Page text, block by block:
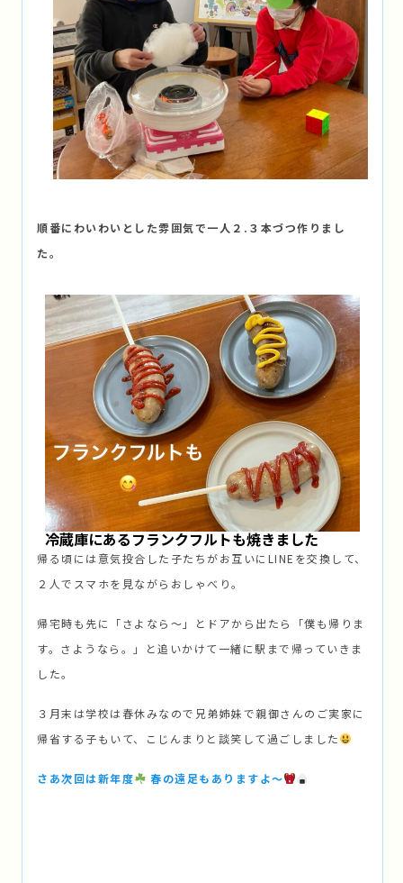
順番にわいわいとした雰囲気で一人２.３本づつ作りまし
た。
冷蔵庫にあるフランクフルトも焼きました
帰る頃には意気投合した子たちがお互いにLINEを交換して、
２人でスマホを見ながらおしゃべり。
帰宅時も先に「さよなら〜」とドアから出たら「僕も帰りま
す。さようなら。」と追いかけて一緒に駅まで帰っていきま
した。
３月末は学校は春休みなので兄弟姉妹で親御さんのご実家に
帰省する子もいて、こじんまりと談笑して過ごしました
さあ次回は新年度 春の遠足もありますよ〜